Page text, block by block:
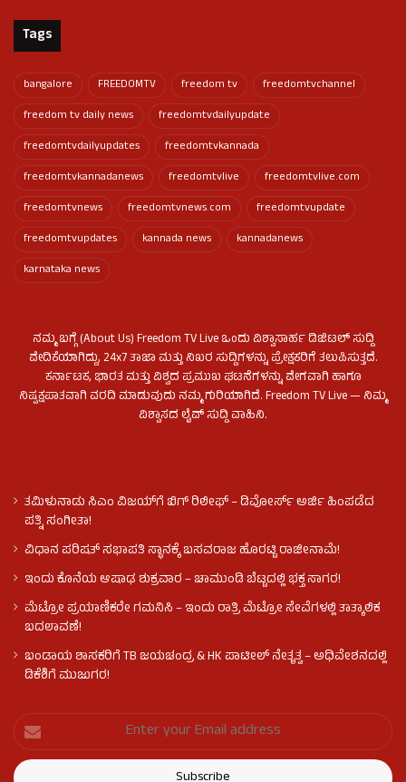
Tags
bangalore FREEDOMTV freedom tv
freedomtvchannel
freedom tv daily news
freedomtvdailyupdate
freedomtvdailyupdates
freedomtvkannada
freedomtvkannadanews
freedomtvlive
freedomtvlive.com
freedomtvnews
freedomtvnews.com
freedomtvupdate
freedomtvupdates
kannada news
kannadanews
karnataka news
ನಮ್ಮ ಬಗ್ಗೆ (About Us) Freedom TV Live ಒಂದು ವಿಶ್ವಾಸಾರ್ಹ ಡಿಜಿಟಲ್ ಸುದ್ದಿ
ವೇದಿಕೆಯಾಗಿದ್ದು, 24x7 ತಾಜಾ ಮತ್ತು ನಿಖರ ಸುದ್ದಿಗಳನ್ನು ಪ್ರೇಕ್ಷಕರಿಗೆ ತಲುಪಿಸುತ್ತದೆ.
ಕರ್ನಾಟಕ, ಭಾರತ ಮತ್ತು ವಿಶ್ವದ ಪ್ರಮುಖ ಘಟನೆಗಳನ್ನು ವೇಗವಾಗಿ ಹಾಗೂ
ನಿಷ್ಪಕ್ಷಪಾತವಾಗಿ ವರದಿ ಮಾಡುವುದು ನಮ್ಮ ಗುರಿಯಾಗಿದೆ. Freedom TV Live — ನಿಮ್ಮ
ವಿಶ್ವಾಸದ ಲೈವ್ ಸುದ್ದಿ ವಾಹಿನಿ.
ತಮಿಳುನಾಡು ಸಿಎಂ ವಿಜಯ್‌ಗೆ ಬಿಗ್ ರಿಲೀಫ್ – ಡಿವೋರ್ಸ್ ಅರ್ಜಿ ಹಿಂಪಡೆದ
ಪತ್ನಿ ಸಂಗೀತಾ!
ವಿಧಾನ ಪರಿಷತ್ ಸಭಾಪತಿ ಸ್ಥಾನಕ್ಕೆ ಬಸವರಾಜ ಹೊರಟ್ಟಿ ರಾಜೀನಾಮೆ!
ಇಂದು ಕೊನೆಯ ಆಷಾಢ ಶುಕ್ರವಾರ – ಚಾಮುಂಡಿ ಬೆಟ್ಟದಲ್ಲಿ ಭಕ್ತ ಸಾಗರ!
ಮೆಟ್ರೋ ಪ್ರಯಾಣಿಕರೇ ಗಮನಿಸಿ – ಇಂದು ರಾತ್ರಿ ಮೆಟ್ರೋ ಸೇವೆಗಳಲ್ಲಿ ತಾತ್ಕಾಲಿಕ
ಬದಲಾವಣೆ!
ಬಂಡಾಯ ಶಾಸಕರಿಗೆ TB ಜಯಚಂದ್ರ & HK ಪಾಟೀಲ್ ನೇತೃತ್ವ – ಅಧಿವೇಶನದಲ್ಲಿ
ಡಿಕೆಶಿಗೆ ಮುಜುಗರ!